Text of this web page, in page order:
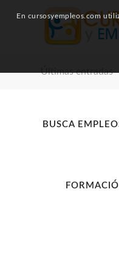
Últimas entradas
BUSCA
En cursosyempleos.com